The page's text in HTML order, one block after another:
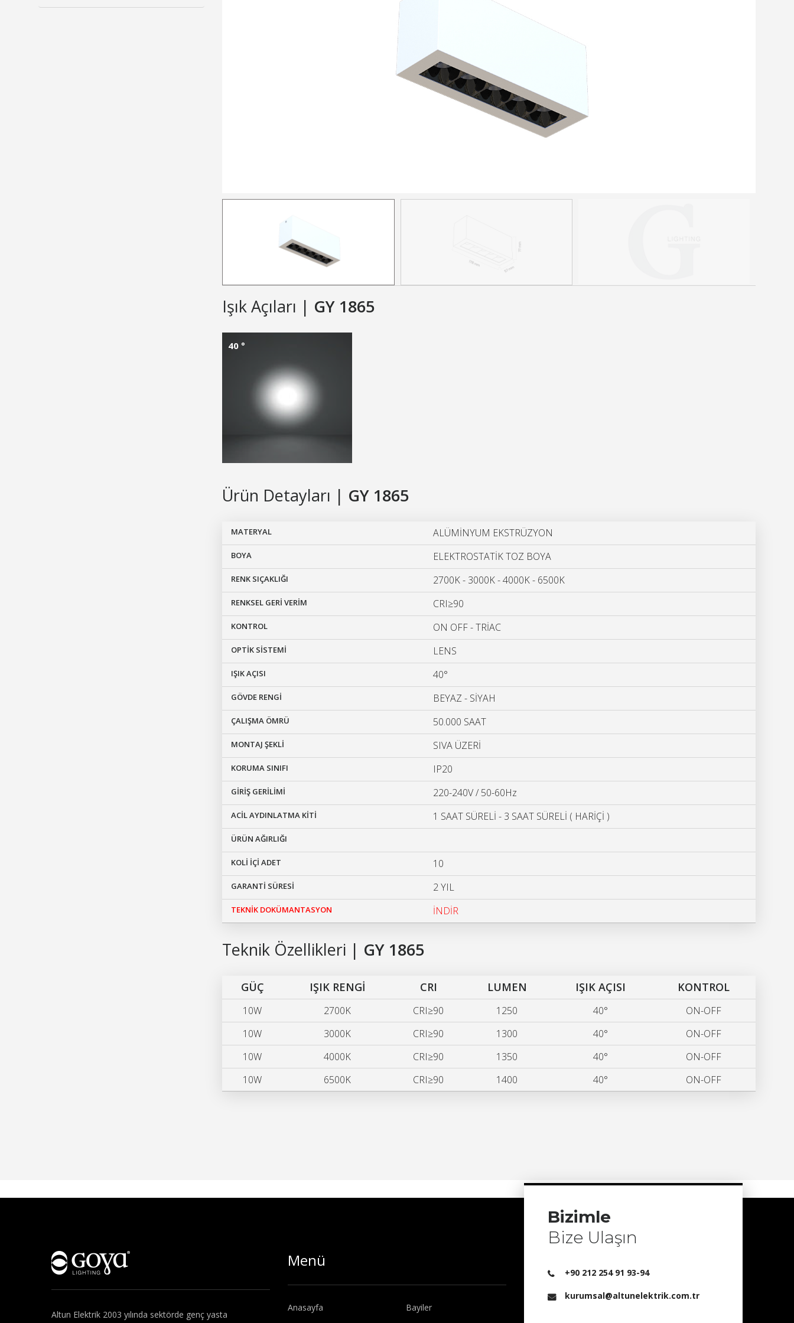
Işık Açıları | GY 1865
40 °
Ürün Detayları | GY 1865
MATERYAL ALÜMİNYUM EKSTRÜZYON
BOYA ELEKTROSTATİK TOZ BOYA
RENK SIÇAKLIĞI 2700K - 3000K - 4000K - 6500K
RENKSEL GERİ VERİM CRI≥90
KONTROL ON OFF - TRİAC
OPTİK SİSTEMİ LENS
IŞIK AÇISI 40°
GÖVDE RENGİ BEYAZ - SİYAH
ÇALIŞMA ÖMRÜ 50.000 SAAT
MONTAJ ŞEKLİ SIVA ÜZERİ
KORUMA SINIFI IP20
GİRİŞ GERİLİMİ 220-240V / 50-60Hz
ACİL AYDINLATMA KİTİ 1 SAAT SÜRELİ - 3 SAAT SÜRELİ ( HARİÇİ )
ÜRÜN AĞIRLIĞI
KOLİ İÇİ ADET 10
GARANTİ SÜRESİ 2 YIL
TEKNİK DOKÜMANTASYON İNDİR
Teknik Özellikleri | GY 1865
GÜÇ IŞIK RENGİ CRI LUMEN IŞIK AÇISI KONTROL
10W 2700K CRI≥90 1250 40°
ON-OFF
10W
3000K CRI≥90 1300 40°
ON-OFF
10W
4000K CRI≥90 1350 40°
ON-OFF
10W
6500K CRI≥90 1400 40° ON-OFF
Hakkımızda
Altun Elektrik 2003 yılında sektörde genç yasta
Menü
Anasayfa Bayiler
Bizimle
Bize Ulaşın
+90 212 254 91 93-94
kurumsal@altunelektrik.com.tr